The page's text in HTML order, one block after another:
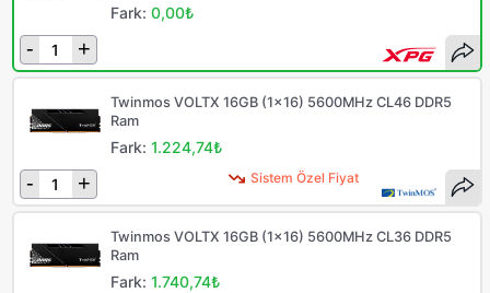
Fark:0,00₺
- +
Sistem Özel Fiyat
Twinmos VOLTX 16GB (1x16) 5600MHz CL46 DDR5
Ram
Fark:1.224,74₺
- +
Twinmos VOLTX 16GB (1x16) 5600MHz CL36 DDR5
Ram
Fark:1.740,74₺